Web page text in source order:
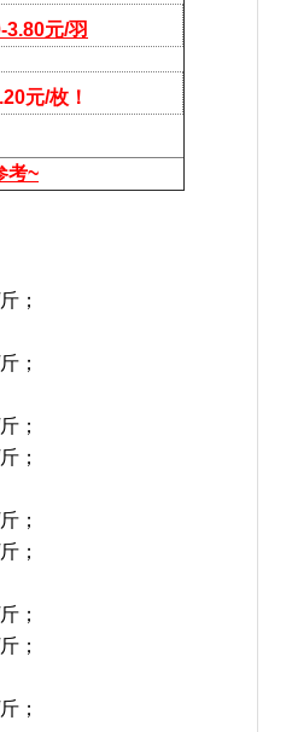
3.80元/羽
元/枚！
考~
；
；
；
；
；
；
；
；
；